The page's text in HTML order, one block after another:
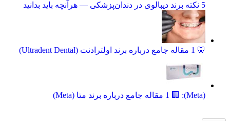
5 نکته برند دیبالوی در دندان‌پزشکی — هرآنچه باید بدانید
🦷 1 مقاله جامع درباره برند اولترادنت (Ultradent Dental)
(Meta): 🏢 1 مقاله جامع درباره برند متا (Meta)